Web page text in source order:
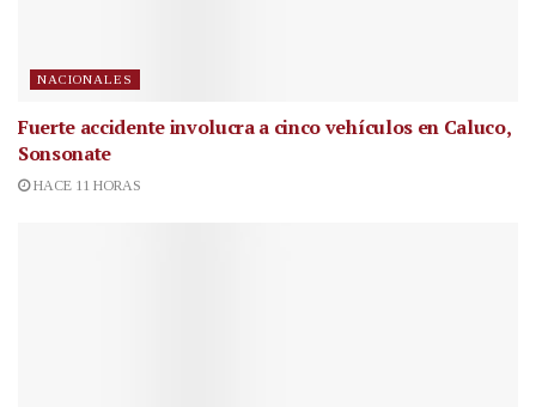
NACIONALES
Fuerte accidente involucra a cinco vehículos en Caluco,
Sonsonate
HACE 11 HORAS